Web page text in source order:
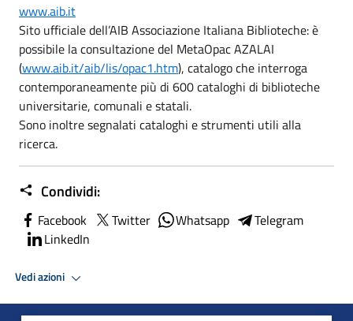
www.aib.it
Sito ufficiale dell’AIB Associazione Italiana Biblioteche: è
possibile la consultazione del MetaOpac AZALAI
(www.aib.it/aib/lis/opac1.htm), catalogo che interroga
contemporaneamente più di 600 cataloghi di biblioteche
universitarie, comunali e statali.
Sono inoltre segnalati cataloghi e strumenti utili alla
ricerca.
Condividi:
Facebook Twitter Whatsapp
Telegram
LinkedIn
Vedi azioni